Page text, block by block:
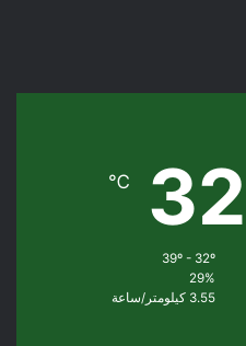
32
℃
39º - 32º
29%
3.55 كيلومتر/ساعة